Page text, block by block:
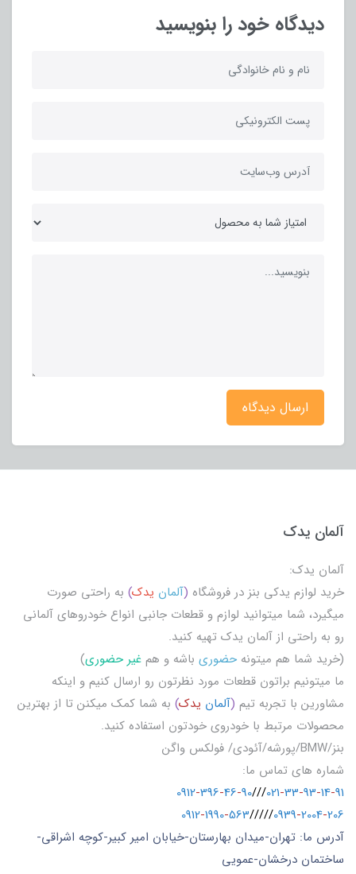
دیدگاه خود را بنویسید
ارسال دیدگاه
آلمان یدک
آلمان یدک:
خرید لوازم یدکی بنز در فروشگاه (آلمان یدک) به راحتی صورت
میگیرد، شما میتوانید لوازم و قطعات جانبی انواع خودروهای آلمانی
رو به راحتی از آلمان یدک تهیه کنید.
(خرید شما هم میتونه حضوری باشه و هم غیر حضوری)
ما میتونیم براتون قطعات مورد نظرتون رو ارسال کنیم و اینکه
مشاورین با تجربه تیم (آلمان یدک) به شما کمک میکنن تا از بهترین
محصولات مرتبط با خودروی خودتون استفاده کنید.
بنز/BMW/پورشه/آئودی/ فولکس واگن
شماره های تماس ما:
021-33-93-14-91
///
0912-396-46-90
0939-2004-206
/////
0912-1990-563
آدرس ما: تهران-میدان بهارستان-خیابان امیر کبیر-کوچه اشراقی-
ساختمان درخشان-عمویی